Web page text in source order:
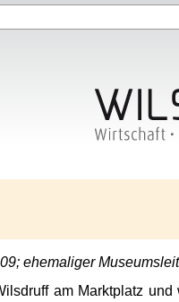
ehemaliger
am Marktplatz